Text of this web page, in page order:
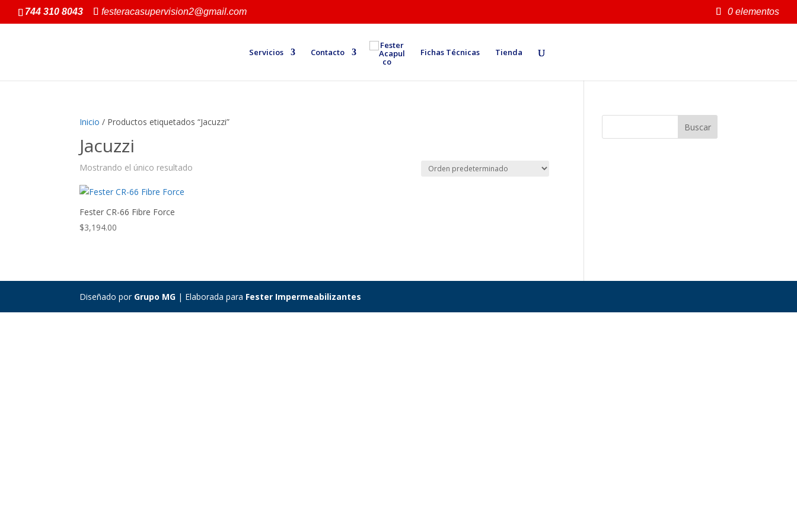
744 310 8043 festeracasupervision2@gmail.com 0 elementos
Servicios Contacto Fichas Técnicas Tienda
Inicio / Productos etiquetados “Jacuzzi”
Jacuzzi
Mostrando el único resultado
Fester CR-66 Fibre Force
$3,194.00
Diseñado por Grupo MG | Elaborada para Fester Impermeabilizantes